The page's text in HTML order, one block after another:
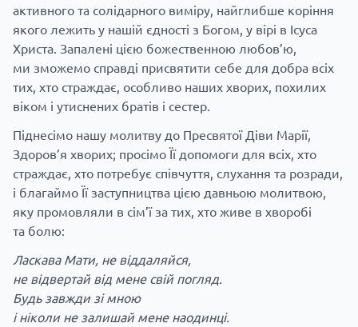
активного та солідарного виміру, найглибше коріння
якого лежить у нашій єдності з Богом, у вірі в Ісуса
Христа. Запалені цією божественною любов’ю,
ми зможемо справді присвятити себе для добра всіх
тих, хто страждає, особливо наших хворих, похилих
віком і утиснених братів і сестер.
Піднесімо нашу молитву до Пресвятої Діви Марії,
Здоров’я хворих; просімо Її допомоги для всіх, хто
страждає, хто потребує співчуття, слухання та розради,
і благаймо Її заступництва цією давньою молитвою,
яку промовляли в сім’ї за тих, хто живе в хворобі
та болю:
Ласкава Мати, не віддаляйся,
не відвертай від мене свій погляд.
Будь завжди зі мною
і ніколи не залишай мене наодинці.